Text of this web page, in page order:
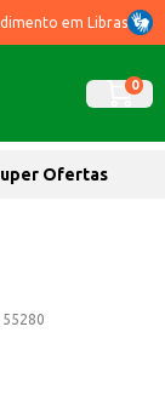
em Libras
0
Ofertas
55280